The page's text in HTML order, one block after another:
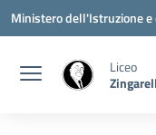
Vai ai contenuti
Vai al menu di navigazione
Vai al footer
Ministero dell'Istruzione
Liceo